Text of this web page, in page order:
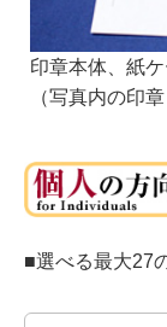
印章用に特化した書体で
中国最古の石刻の書体
印相体：
実印によく使われる書
印章本体、紙
（写真内の印
■選べる最大27